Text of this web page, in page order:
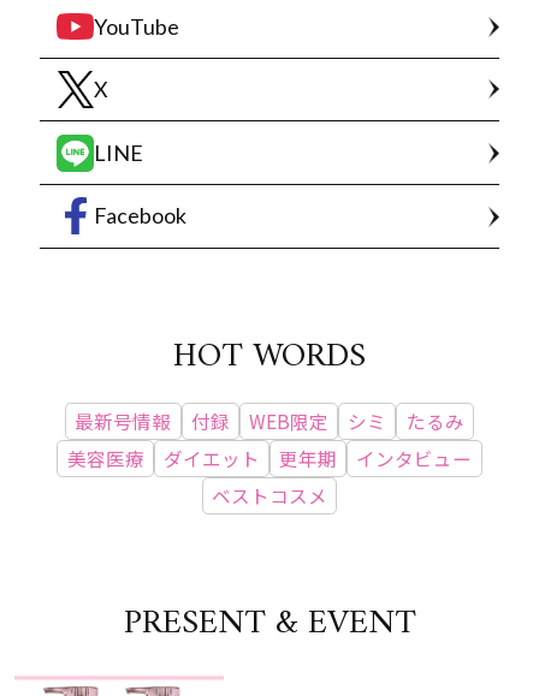
YouTube
X
LINE
Facebook
HOT WORDS
最新号情報 付録 WEB限定 シミ
たるみ
美容医療
ダイエット 更年期
インタビュー
ベストコスメ
PRESENT & EVENT